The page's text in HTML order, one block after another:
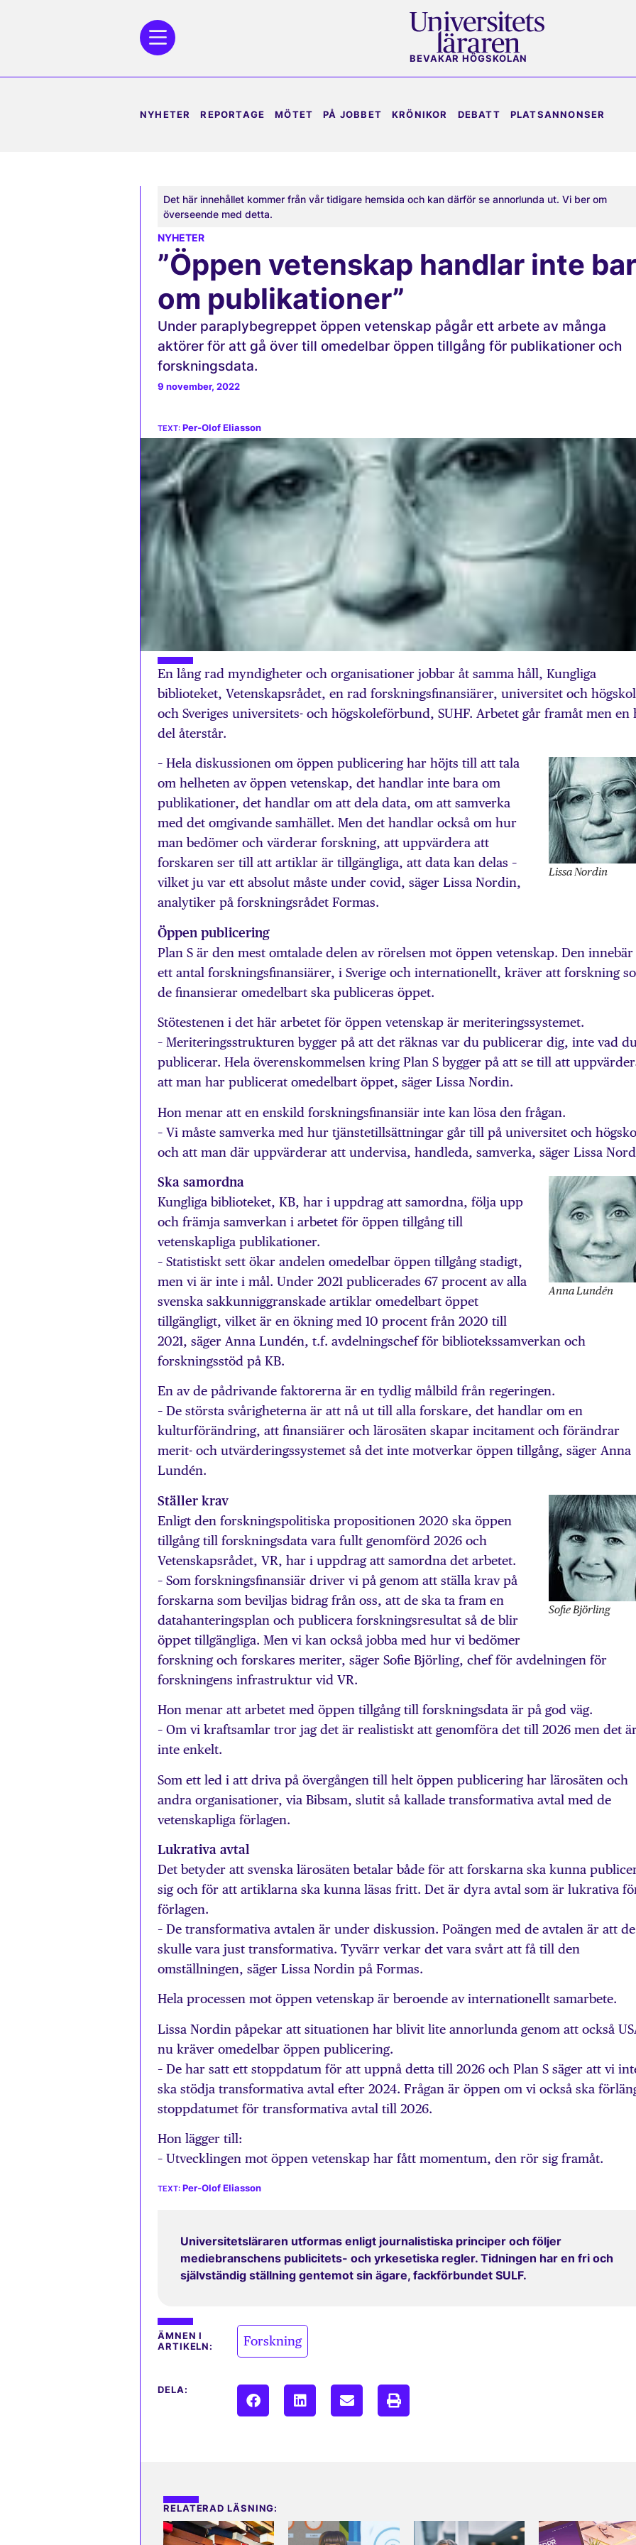
BEVAKAR HÖGSKOLAN
NYHETER REPORTAGE MÖTET PÅ JOBBET KRÖNIKOR DEBATT PLATSANNONSER
Det här innehållet kommer från vår tidigare hemsida och kan därför se annorlunda ut. Vi ber om
överseende med detta.
NYHETER
”Öppen vetenskap handlar inte
om publikationer”
Under paraplybegreppet öppen vetenskap pågår ett arbete av många
aktörer för att gå över till omedelbar öppen tillgång för publikationer och
forskningsdata.
9 november, 2022
Per-Olof Eliasson
En lång rad myndigheter och organisationer jobbar åt samma håll, Kungliga
biblioteket, Vetenskapsrådet, en rad forskningsfinansiärer, universitet och
och Sveriges universitets- och högskoleförbund, SUHF. Arbetet går framåt men en
del återstår.
Lissa Nordin
– Hela diskussionen om öppen publicering har höjts till att tala
om helheten av öppen vetenskap, det handlar inte bara om
publikationer, det handlar om att dela data, om att samverka
med det omgivande samhället. Men det handlar också om hur
man bedömer och värderar forskning, att uppvärdera att
forskaren ser till att artiklar är tillgängliga, att data kan delas –
vilket ju var ett absolut måste under covid, säger Lissa Nordin,
analytiker på forskningsrådet Formas.
Öppen publicering
Plan S är den mest omtalade delen av rörelsen mot öppen vetenskap. Den
ett antal forskningsfinansiärer, i Sverige och internationellt, kräver att forskning
de finansierar omedelbart ska publiceras öppet.
Stötestenen i det här arbetet för öppen vetenskap är meriteringssystemet.
– Meriteringsstrukturen bygger på att det räknas var du publicerar dig, inte vad du
publicerar. Hela överenskommelsen kring Plan S bygger på att se till att
att man har publicerat omedelbart öppet, säger Lissa Nordin.
Hon menar att en enskild forskningsfinansiär inte kan lösa den frågan.
– Vi måste samverka med hur tjänstetillsättningar går till på universitet och
och att man där uppvärderar att undervisa, handleda, samverka, säger Lissa
Anna Lundén
Ska samordna
Kungliga biblioteket, KB, har i uppdrag att samordna, följa upp
och främja sam­verkan i arbetet för öppen tillgång till
vetenskapliga publikationer.
– Statistiskt sett ökar andelen omedelbar öppen tillgång stadigt,
men vi är inte i mål. Under 2021 publicerades 67 procent av alla
svenska sakkunniggranskade artiklar omedelbart öppet
tillgängligt, vilket är en ökning med 10 procent från 2020 till
2021, säger Anna Lundén, t.f. avdelningschef för bibliotekssamverkan och
forskningsstöd på KB.
En av de pådrivande faktorerna är en tydlig målbild från regeringen.
– De största svårigheterna är att nå ut till alla forskare, det handlar om en
kulturförändring, att finansiärer och lärosäten skapar incitament och förändrar
merit- och utvärderingssystemet så det inte motverkar öppen tillgång, säger Anna
Lundén.
Sofie Björling
Ställer krav
Enligt den forskningspolitiska propositionen 2020 ska öppen
tillgång till forskningsdata vara fullt genomförd 2026 och
Vetenskapsrådet, VR, har i uppdrag att samordna det arbetet.
– Som forskningsfinansiär driver vi på genom att ställa krav på
forskarna som beviljas bidrag från oss, att de ska ta fram en
datahanteringsplan och publicera forskningsresultat så de blir
öppet tillgängliga. Men vi kan också jobba med hur vi bedömer
forskning och forskares meriter, säger Sofie Björling, chef för avdelningen för
forskningens infrastruktur vid VR.
Hon menar att arbetet med öppen tillgång till forskningsdata är på god väg.
– Om vi kraftsamlar tror jag det är realistiskt att genomföra det till 2026 men det
inte enkelt.
Som ett led i att driva på övergången till helt öppen publicering har lärosäten och
andra organisationer, via Bibsam, slutit så kallade transformativa avtal med de
vetenskapliga förlagen.
Lukrativa avtal
Det betyder att svenska lärosäten betalar både för att forskarna ska kunna
sig och för att artiklarna ska kunna läsas fritt. Det är dyra avtal som är lukrativa
förlagen.
– De transformativa avtalen är under diskussion. Poängen med de avtalen är att de
skulle vara just transformativa. Tyvärr verkar det vara svårt att få till den
omställningen, säger Lissa Nordin på Formas.
Hela processen mot öppen vetenskap är beroende av internationellt samarbete.
Lissa Nordin påpekar att situationen har blivit lite annorlunda genom att också
nu kräver omedelbar öppen publicering.
– De har satt ett stoppdatum för att uppnå detta till 2026 och Plan S säger att vi
ska stödja transformativa avtal efter 2024. Frågan är öppen om vi också ska
stoppdatumet för transformativa avtal till 2026.
Hon lägger till:
– Utvecklingen mot öppen vetenskap har fått momentum, den rör sig framåt.
Per-Olof Eliasson
Universitetsläraren utformas enligt journalistiska principer och följer
mediebranschens publicitets- och yrkesetiska regler. Tidningen har en fri och
självständig ställning gentemot sin ägare, fackförbundet SULF.
ÄMNEN I
ARTIKELN:
Forskning
DELA:
RELATERAD LÄSNING: